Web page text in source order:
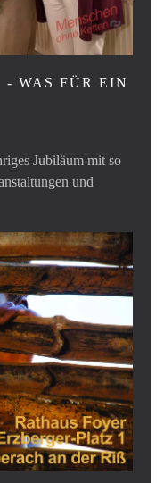
- WAS FÜR EIN
Jubiläum mit so
und